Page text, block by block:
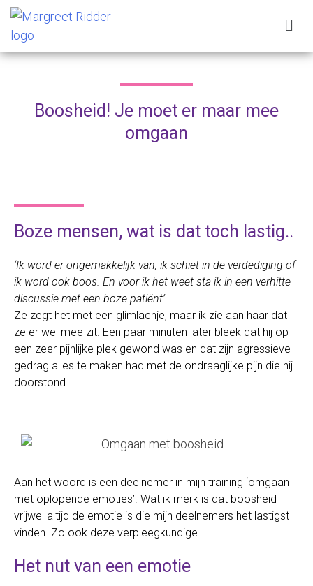
Boosheid! Je moet er maar mee
omgaan
Boze mensen, wat is dat toch lastig..
‘Ik word er ongemakkelijk van, ik schiet in de verdediging of
ik word ook boos. En voor ik het weet sta ik in een verhitte
discussie met een boze patiënt’.
Ze zegt het met een glimlachje, maar ik zie aan haar dat
ze er wel mee zit. Een paar minuten later bleek dat hij op
een zeer pijnlijke plek gewond was en dat zijn agressieve
gedrag alles te maken had met de ondraaglijke pijn die hij
doorstond.
Aan het woord is een deelnemer in mijn training ‘omgaan
met oplopende emoties’. Wat ik merk is dat boosheid
vrijwel altijd de emotie is die mijn deelnemers het lastigst
vinden. Zo ook deze verpleegkundige.
Het nut van een emotie